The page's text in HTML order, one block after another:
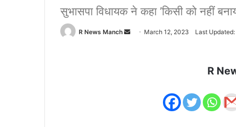
सुभासपा विधायक ने कहा ’किसी को नहीं
R News Manch
Send March 12, 2023 Last
R